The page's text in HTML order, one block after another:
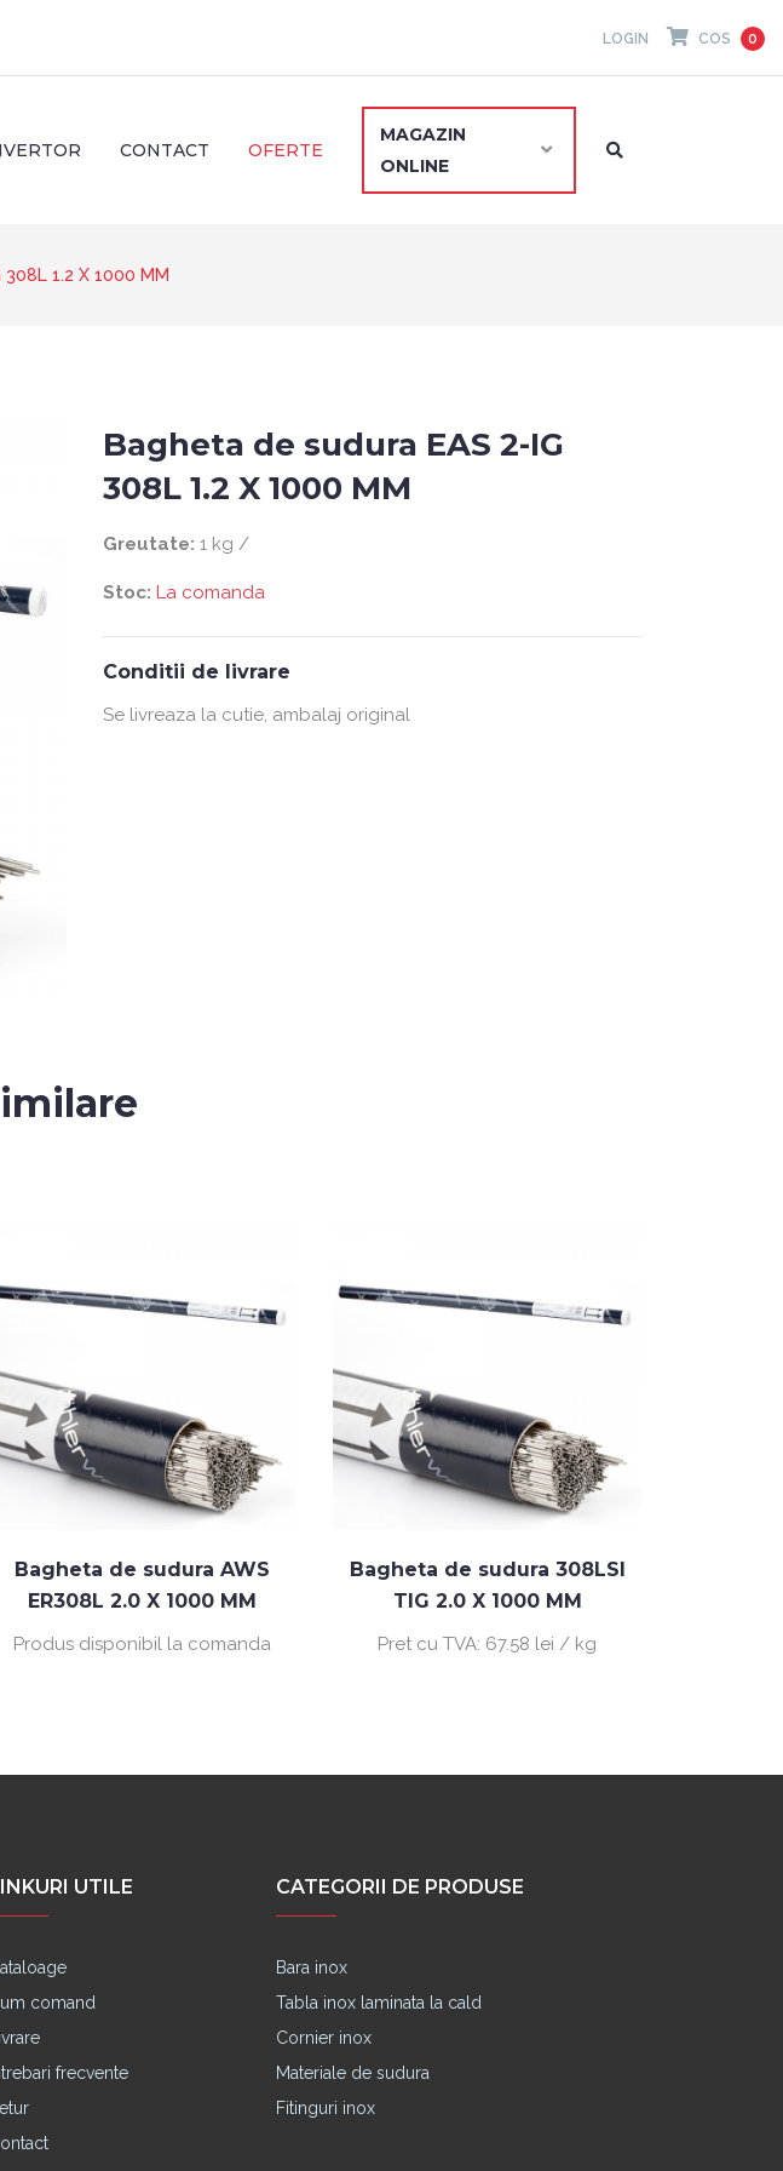
LOGIN COS 0
CONTACT OFERTE
MAGAZIN
ONLINE
1.2 X 1000 MM
Bagheta de sudura EAS 2-IG
308L 1.2 X 1000 MM
Greutate: 1 kg /
Stoc: La comanda
Conditii de livrare
Se livreaza la cutie, ambalaj original
Bagheta de sudura AWS
ER308L 2.0 X 1000 MM
Produs disponibil la comanda
Bagheta de sudura 308LSI
TIG 2.0 X 1000 MM
Pret cu TVA: 67.58 lei / kg
UTILE
comand
frecvente
CATEGORII DE PRODUSE
Bara inox
Tabla inox laminata la cald
Cornier inox
Materiale de sudura
Fitinguri inox